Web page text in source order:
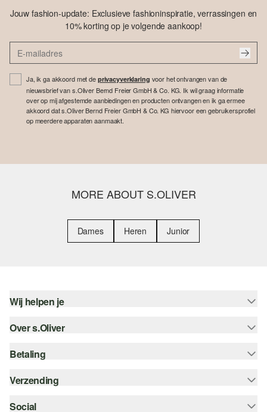
Jouw fashion-update: Exclusieve fashioninspiratie, verrassingen en
10% korting op je volgende aankoop!
Ja, ik ga akkoord met de privacyverklaring voor het ontvangen van de
nieuwsbrief van s.Oliver Bernd Freier GmbH & Co. KG. Ik wil graag informatie
over op mij afgestemde aanbiedingen en producten ontvangen en ik ga ermee
akkoord dat s.Oliver Bernd Freier GmbH & Co. KG hiervoor een gebruikersprofiel
op meerdere apparaten aanmaakt.
MORE ABOUT S.OLIVER
Dames Heren Junior
Wij helpen je
Help - FAQ
Maattabel
Top categorieën
Over s.Oliver
Nieuwsbrief
s.Oliver Card
Betaling
Koop op rekening
Creditcard
Verzending
bpost
Social